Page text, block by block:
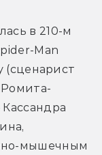
в 210-м
Man
(сценарист
мышечным